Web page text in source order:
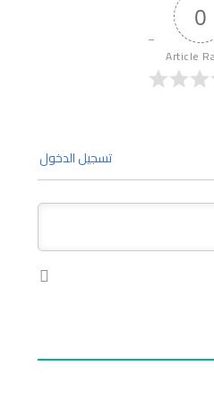
0
Article
تسجيل الدخول